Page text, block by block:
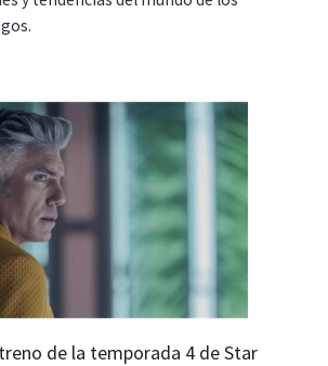
de la temporada 4 de Star